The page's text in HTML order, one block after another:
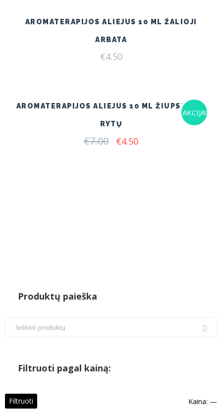
AROMATERAPIJOS ALIEJUS 10 ML ŽALIOJI
ARBATA
€4.50
AKCIJA!
AROMATERAPIJOS ALIEJUS 10 ML ŽIUPSNELIS
RYTŲ
€7.00 Original
€4.50Current
Produktų paieška
Filtruoti pagal kainą:
Filtruoti Kaina: —